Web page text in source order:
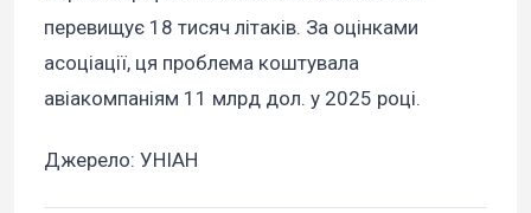
перевищує 18 тисяч літаків. За оцінками
асоціації, ця проблема коштувала
авіакомпаніям 11 млрд дол. у 2025 році.
Джерело: УНІАН